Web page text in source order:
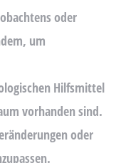
oder
um
Hilfsmittel
vorhanden sind.
oder